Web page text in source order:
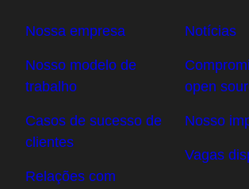
Nossa empresa
Nosso modelo de
trabalho
Casos de sucesso de
clientes
Relações com
Notícias
open
Nosso
Vagas